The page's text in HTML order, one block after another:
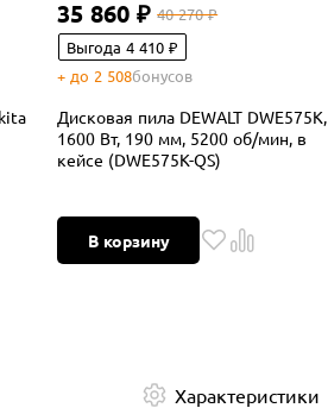
35 860 ₽ 40 270 ₽
Выгода 4 410 ₽
+ до 2 508бонусов
Дисковая пила DEWALT DWE575K,
1600 Вт, 190 мм, 5200 об/мин, в
кейсе (DWE575K-QS)
В корзину
Характеристики